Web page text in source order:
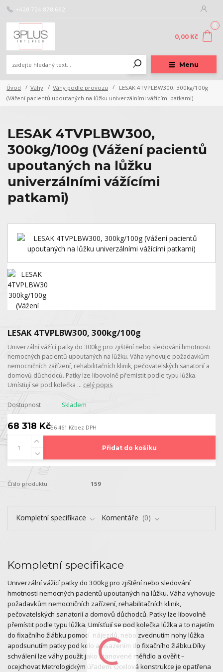
Menu
+420 724 878 662
0
0,00 Kč
Úvod Váhy Váhy podle provozu
LESAK 4TVPLBW300, 300kg/100g
(Vážení pacientů upoutaných na lůžku univerzálními vážícími patkami)
LESAK 4TVPLBW300,
300kg/100g (Vážení pacientů
upoutaných na lůžku
univerzálními vážícími
patkami)
LESAK 4TVPLBW300, 300kg/100g
Univerzální vážící patky do 300kg pro zjištění nebo sledování hmotnosti
nemocných pacientů upoutaných na lůžku. Váha vyhovuje požadavkům
nemocničních zařízení, rehabilitačních klinik, pečovatelských sanatorií a
domovů důchodců. Patky lze libovolně přemístit podle typu lůžka.
Umísťují se pod kolečka ... celý popis
Dostupnost Skladem
68 318 Kč56 461 Kčbez DPH
Přidat do košíku
Číslo produktu: 159
Kompletní specifikace Komentáře 0
Kompletní specifikace
Univerzální vážící patky do 300kg pro zjištění nebo sledování
hmotnosti nemocných pacientů upoutaných na lůžku. Váha vyhovuje
požadavkům nemocničních zařízení, rehabilitačních klinik,
pečovatelských sanatorií a domovů důchodců. Patky lze libovolně
přemístit podle typu lůžka. Umísťují se pod kolečka lůžka a to najetím
do fixačního žlábku pomocí nájezdů, nebo zvednutím nohy lůžka
apodsunutím patky pod kolo a usazením do fixačního žlábku.Díky
schválení lze váhy použít jako stanovené měřidlo a ověřit –
ocejchovat Metrologickým úřadem. Ocelová konstrukce je opatřena